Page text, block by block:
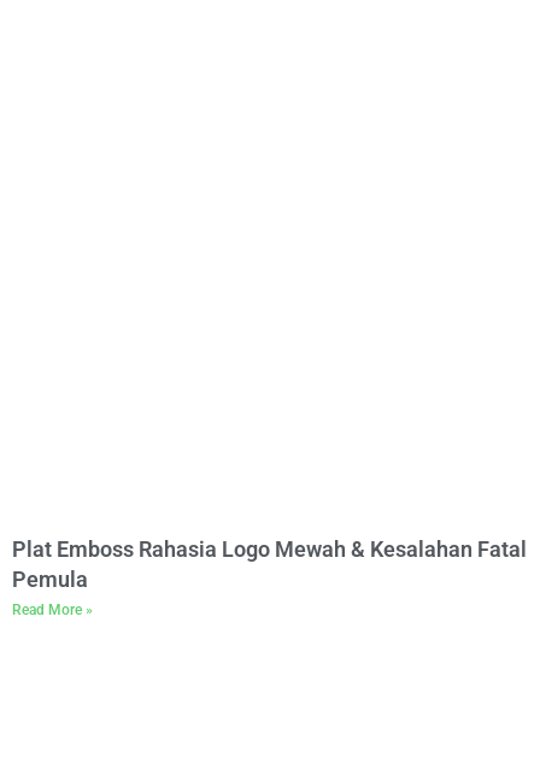
Plat Emboss Rahasia Logo Mewah & Kesalahan Fatal
Pemula
Read More »